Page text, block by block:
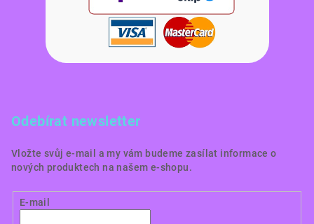
Odebírat newsletter
Vložte svůj e-mail a my vám budeme zasílat informace o
nových produktech na našem e-shopu.
E-mail